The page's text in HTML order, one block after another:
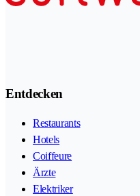
Entdecken
Restaurants
Hotels
Coiffeure
Ärzte
Elektriker